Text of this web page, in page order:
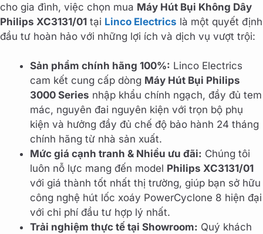
cho gia đình, việc chọn mua Máy Hút Bụi Không Dây
Philips XC3131/01 tại Linco Electrics là một quyết định
đầu tư hoàn hảo với những lợi ích và dịch vụ vượt trội:
Sản phẩm chính hãng 100%: Linco Electrics
cam kết cung cấp dòng Máy Hút Bụi Philips
3000 Series nhập khẩu chính ngạch, đầy đủ tem
mác, nguyên đai nguyên kiện với trọn bộ phụ
kiện và hưởng đầy đủ chế độ bảo hành 24 tháng
chính hãng từ nhà sản xuất.
Mức giá cạnh tranh & Nhiều ưu đãi: Chúng tôi
luôn nỗ lực mang đến model Philips XC3131/01
với giá thành tốt nhất thị trường, giúp bạn sở hữu
công nghệ hút lốc xoáy PowerCyclone 8 hiện đại
với chi phí đầu tư hợp lý nhất.
Trải nghiệm thực tế tại Showroom: Quý khách